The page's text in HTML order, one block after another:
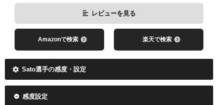
レビューを見る
Amazonで検索 楽天で検索
Sato選手の感度・設定
感度設定